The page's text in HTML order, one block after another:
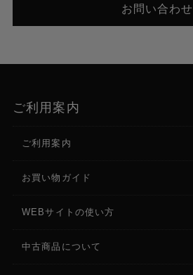
お問い合わせ
ご利用案内
ご利用案内
お買い物ガイド
WEBサイトの使い方
中古商品について